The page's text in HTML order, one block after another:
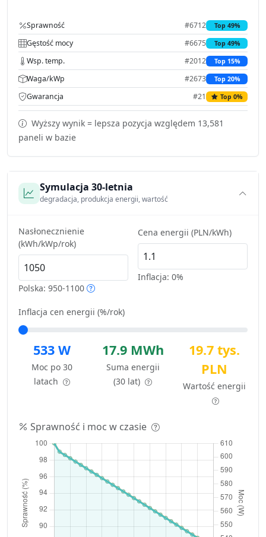
Sprawność #6712 Top 49%
Gęstość mocy #6675 Top 49%
Wsp. temp. #2012 Top 15%
Waga/kWp #2673 Top 20%
Gwarancja #21 Top 0%
Wyższy wynik = lepsza pozycja względem 13,581
paneli w bazie
Symulacja 30-letnia
degradacja, produkcja energii, wartość
Nasłonecznienie
(kWh/kWp/rok)
Polska: 950-1100
Cena energii (PLN/kWh)
Inflacja: 0%
Inflacja cen energii (%/rok)
533 W
Moc po 30
latach
17.9 MWh
Suma energii
(30 lat)
19.7 tys.
PLN
Wartość energii
Sprawność i moc w czasie